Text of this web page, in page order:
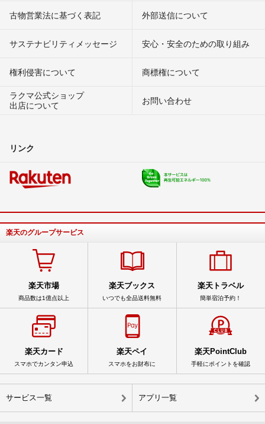
古物営業法に基づく表記 外部送信について
サステナビリティメッセージ 安心・安全のための取り組み
権利侵害について
商標権について
ラクマ公式ショップ
出店について
お問い合わせ
リンク
楽天のグループサービス
楽天市場
商品数は1億点以上
楽天ブックス
いつでも全品送料無料
楽天トラベル
簡単宿泊予約！
楽天カード
スマホでカンタン申込
楽天ペイ
スマホをお財布に
楽天PointClub
手軽にポイントを確認
サービス一覧 アプリ一覧